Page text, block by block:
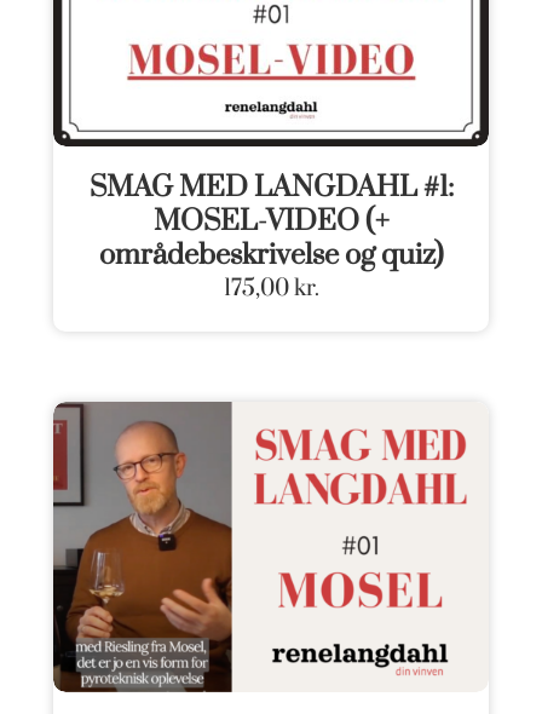
SMAG MED LANGDAHL #1:
MOSEL-VIDEO (+
områdebeskrivelse og quiz)
175,00kr.